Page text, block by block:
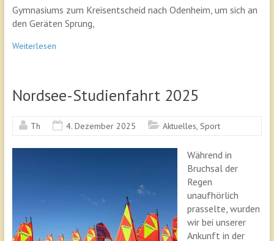
Gymnasiums zum Kreisentscheid nach Odenheim, um sich an
den Geräten Sprung,
Weiterlesen
Nordsee-Studienfahrt 2025
Th 4. Dezember 2025 Aktuelles, Sport
Während in
Bruchsal der
Regen
unaufhörlich
prasselte, wurden
wir bei unserer
Ankunft in der